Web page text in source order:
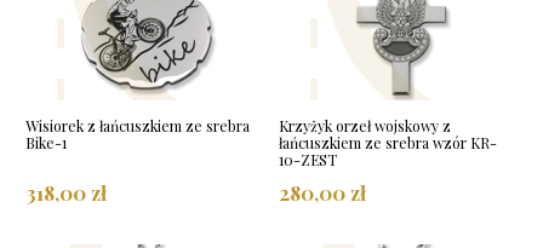
Wisiorek z łańcuszkiem ze srebra
Bike-1
318,00 zł
Krzyżyk orzeł wojskowy z
łańcuszkiem ze srebra wzór KR-
10-ZEST
280,00 zł